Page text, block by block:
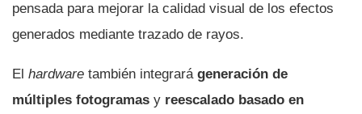
pensada para mejorar la calidad visual de los efectos
generados mediante trazado de rayos.
El hardware también integrará generación de
múltiples fotogramas y reescalado basado en